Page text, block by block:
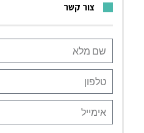
צור קשר